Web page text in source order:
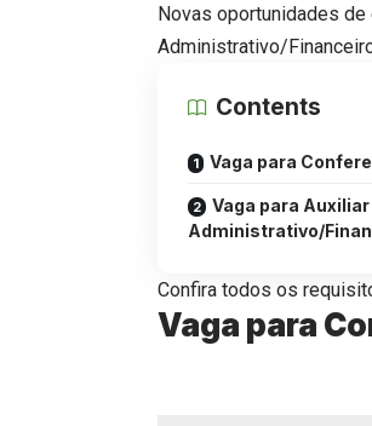
Novas oportunidades
Administrativo/
Contents
Vaga para
Vaga para Auxiliar
Administrativo/
Confira todos os
Vaga para